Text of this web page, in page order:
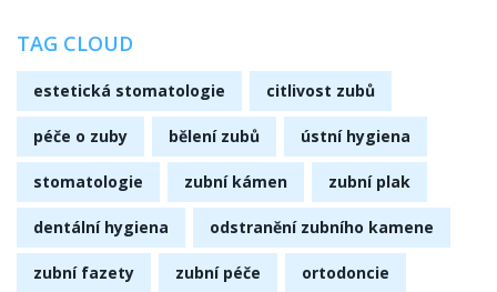
TAG CLOUD
estetická stomatologie citlivost zubů
péče o zuby bělení zubů ústní hygiena
stomatologie zubní kámen zubní plak
dentální hygiena odstranění zubního kamene
zubní fazety zubní péče ortodoncie